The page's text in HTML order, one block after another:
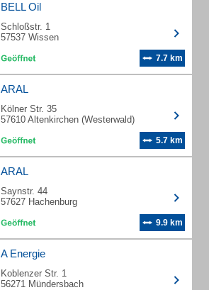
BELL Oil
Schloßstr. 1
57537 Wissen
7.7 km
ARAL
Kölner Str. 35
57610 Altenkirchen (Westerwald)
5.7 km
ARAL
Saynstr. 44
57627 Hachenburg
9.9 km
A Energie
Koblenzer Str. 1
56271 Mündersbach